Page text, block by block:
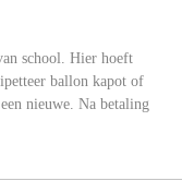
school. Hier hoeft
ballon kapot of
nieuwe. Na betaling